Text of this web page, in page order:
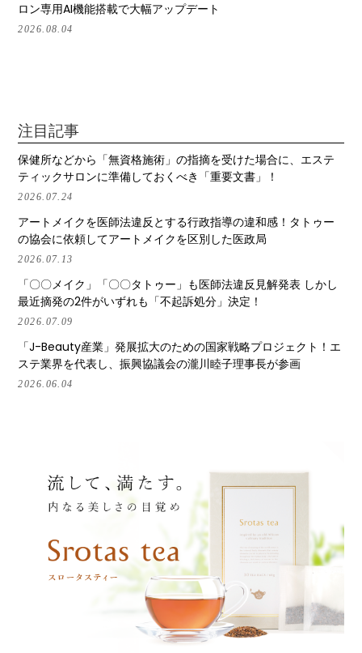
ロン専用AI機能搭載で大幅アップデート
2026.08.04
注目記事
保健所などから「無資格施術」の指摘を受けた場合に、エステ
ティックサロンに準備しておくべき「重要文書」！
2026.07.24
アートメイクを医師法違反とする行政指導の違和感！タトゥー
の協会に依頼してアートメイクを区別した医政局
2026.07.13
「〇〇メイク」「〇〇タトゥー」も医師法違反見解発表 しかし
最近摘発の2件がいずれも「不起訴処分」決定！
2026.07.09
「J-Beauty産業」発展拡大のための国家戦略プロジェクト！エ
ステ業界を代表し、振興協議会の瀧川睦子理事長が参画
2026.06.04